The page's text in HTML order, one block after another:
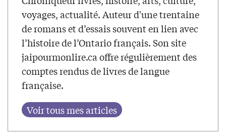
voyages, actualité. Auteur d'une trentaine
de romans et d’essais souvent en lien avec
l’histoire de l’Ontario français. Son site
jaipourmonlire.ca offre régulièrement des
comptes rendus de livres de langue
française.